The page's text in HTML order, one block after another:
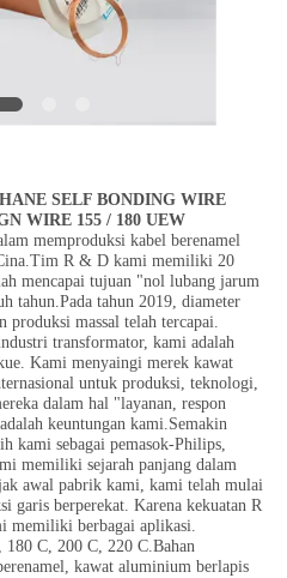
SELF BONDING WIRE
WIRE 155 / 180 UEW
memproduksi kabel berenamel
R & D kami memiliki 20
mencapai tujuan "nol lubang jarum
tahun.Pada tahun 2019, diameter
produksi massal telah tercapai.
transformator, kami adalah
Kami menyaingi merek kawat
untuk produksi, teknologi,
dalam hal "layanan, respon
keuntungan kami.Semakin
kami sebagai pemasok-Philips,
memiliki sejarah panjang dalam
awal pabrik kami, kami telah mulai
garis berperekat. Karena kekuatan R
memiliki berbagai aplikasi.
180 C, 200 C, 220 C.Bahan
kawat aluminium berlapis